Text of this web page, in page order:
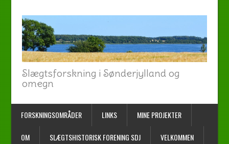
Slægtsforskning i Sønderjylland og
omegn
FORSKNINGSOMRÅDER LINKS MINE PROJEKTER
OM SLÆGTSHISTORISK FORENING SDJ VELKOMMEN